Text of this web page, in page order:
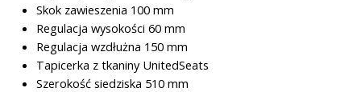
Skok zawieszenia 100 mm
Regulacja wysokości 60 mm
Regulacja wzdłużna 150 mm
Tapicerka z tkaniny UnitedSeats
Szerokość siedziska 510 mm